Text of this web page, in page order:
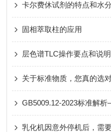
卡尔费休试剂的特点和水
固相萃取柱的应用
层色谱TLC操作要点和说明
关于标准物质，您真的
乳化机因意外停机后，需